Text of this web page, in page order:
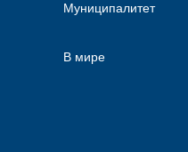
Муниципалитет
В мире